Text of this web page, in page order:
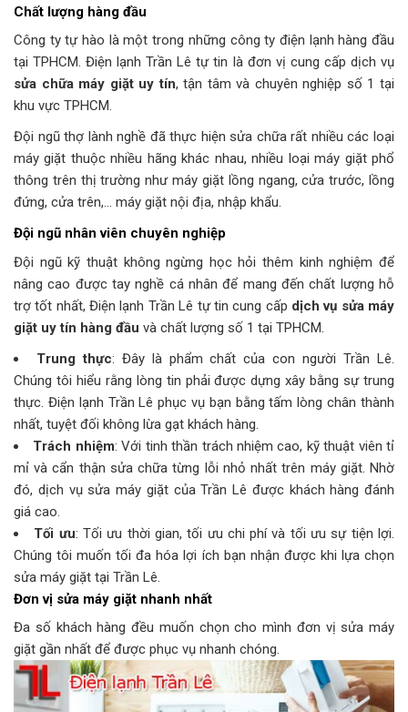
Chất lượng hàng đầu
Công ty tự hào là một trong những công ty điện lạnh hàng đầu
tại TPHCM. Điện lạnh Trần Lê tự tin là đơn vị cung cấp dịch vụ
sửa chữa máy giặt uy tín, tận tâm và chuyên nghiệp số 1 tại
khu vực TPHCM.
Đội ngũ thợ lành nghề đã thực hiện sửa chữa rất nhiều các loại
máy giặt thuộc nhiều hãng khác nhau, nhiều loại máy giặt phổ
thông trên thị trường như máy giặt lồng ngang, cửa trước, lồng
đứng, cửa trên,… máy giặt nội địa, nhập khẩu.
Đội ngũ nhân viên chuyên nghiệp
Đội ngũ kỹ thuật không ngừng học hỏi thêm kinh nghiệm để
nâng cao được tay nghề cá nhân để mang đến chất lượng hỗ
trợ tốt nhất, Điện lạnh Trần Lê tự tin cung cấp dịch vụ sửa máy
giặt uy tín hàng đầu và chất lượng số 1 tại TPHCM.
Trung thực: Đây là phẩm chất của con người Trần Lê.
Chúng tôi hiểu rằng lòng tin phải được dựng xây bằng sự trung
thực. Điện lạnh Trần Lê phục vụ bạn bằng tấm lòng chân thành
nhất, tuyệt đối không lừa gạt khách hàng.
Trách nhiệm: Với tinh thần trách nhiệm cao, kỹ thuật viên tỉ
mỉ và cẩn thận sửa chữa từng lỗi nhỏ nhất trên máy giặt. Nhờ
đó, dịch vụ sửa máy giặt của Trần Lê được khách hàng đánh
giá cao.
Tối ưu: Tối ưu thời gian, tối ưu chi phí và tối ưu sự tiện lợi.
Chúng tôi muốn tối đa hóa lợi ích bạn nhận được khi lựa chọn
sửa máy giặt tại Trần Lê.
Đơn vị sửa máy giặt nhanh nhất
Đa số khách hàng đều muốn chọn cho mình đơn vị sửa máy
giặt gần nhất để được phục vụ nhanh chóng.